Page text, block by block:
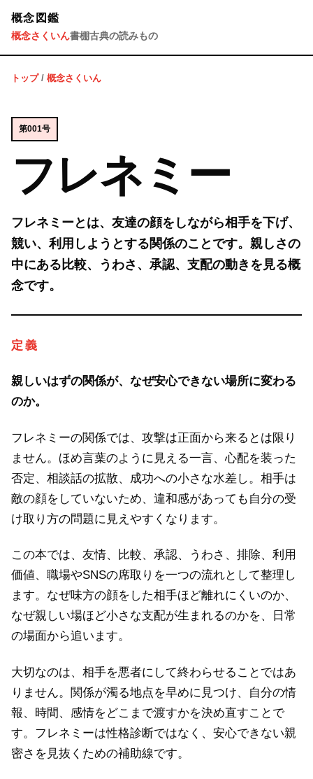
概念図鑑
概念さくいん書棚古典の読みもの
トップ/ 概念さくいん
第001号
フレネミー
フレネミーとは、友達の顔をしながら相手を下げ、
競い、利用しようとする関係のことです。親しさの
中にある比較、うわさ、承認、支配の動きを見る概
念です。
定義
親しいはずの関係が、なぜ安心できない場所に変わる
のか。
フレネミーの関係では、攻撃は正面から来るとは限り
ません。ほめ言葉のように見える一言、心配を装った
否定、相談話の拡散、成功への小さな水差し。相手は
敵の顔をしていないため、違和感があっても自分の受
け取り方の問題に見えやすくなります。
この本では、友情、比較、承認、うわさ、排除、利用
価値、職場やSNSの席取りを一つの流れとして整理し
ます。なぜ味方の顔をした相手ほど離れにくいのか、
なぜ親しい場ほど小さな支配が生まれるのかを、日常
の場面から追います。
大切なのは、相手を悪者にして終わらせることではあ
りません。関係が濁る地点を早めに見つけ、自分の情
報、時間、感情をどこまで渡すかを決め直すことで
す。フレネミーは性格診断ではなく、安心できない親
密さを見抜くための補助線です。